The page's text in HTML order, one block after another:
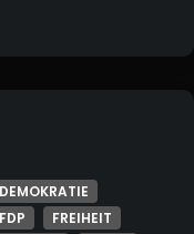
DEMOKRATIE
FDP
FREIHEIT